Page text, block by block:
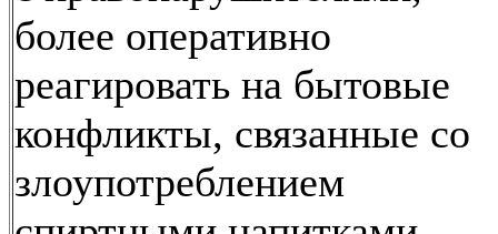
более оперативно
реагировать на бытовые
конфликты, связанные со
злоупотреблением